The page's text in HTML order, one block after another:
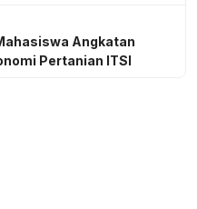
Angkatan
Pertanian ITSI